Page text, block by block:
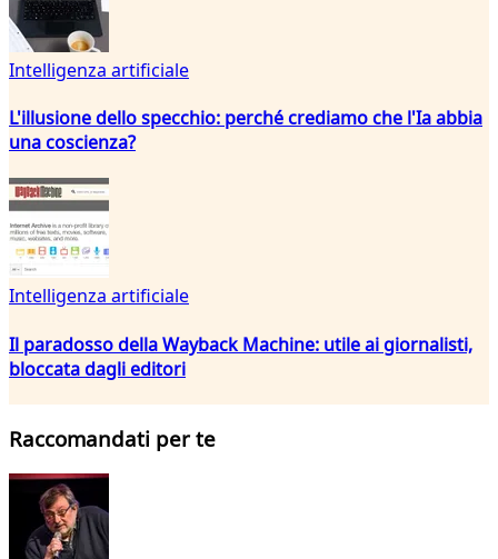
Intelligenza artificiale
L'illusione dello specchio: perché crediamo che l'Ia abbia
una coscienza?
Intelligenza artificiale
Il paradosso della Wayback Machine: utile ai giornalisti,
bloccata dagli editori
Raccomandati per te